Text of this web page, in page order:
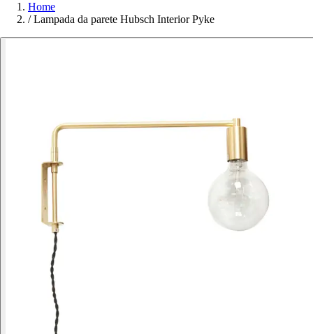
Home
/ Lampada da parete Hubsch Interior Pyke